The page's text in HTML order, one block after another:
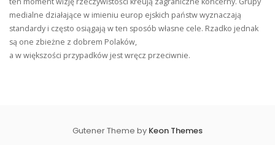
medialne działające w imieniu europ ejskich państw wyznaczają
standardy i często osiągają w ten sposób własne cele. Rzadko jednak
są one zbieżne z dobrem Polaków,
a w większości przypadków jest wręcz przeciwnie.
Gutener Theme by Keon Themes